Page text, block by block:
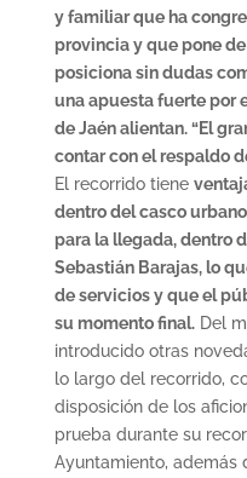
y familiar que ha
provincia y que pone
posiciona sin dudas
una apuesta fuerte por
de Jaén alientan. “El
contar con el respaldo
El recorrido tiene
dentro del casco
para la llegada, dentro
Sebastián Barajas, lo
de servicios y que el
su momento final.Del
introducido otras
lo largo del recorrido,
disposición de los
prueba durante su
Ayuntamiento, además